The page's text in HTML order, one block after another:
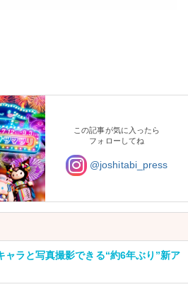
この記事が気に入ったら
フォローしてね
@joshitabi_press
ャラと写真撮影できる“約6年ぶり”新ア